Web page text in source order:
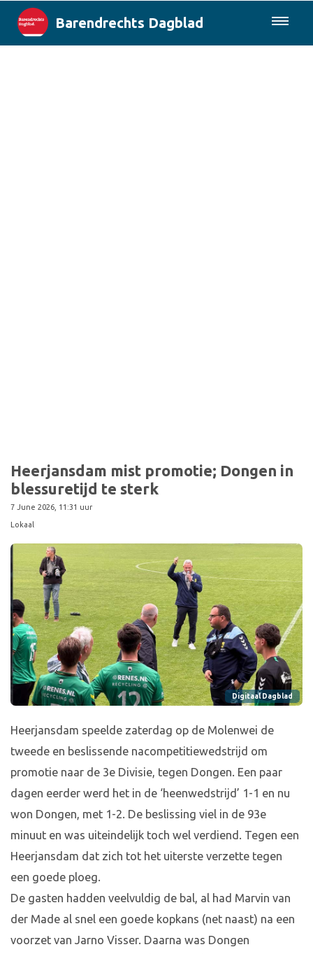
Barendrechts Dagblad
Heerjansdam mist promotie; Dongen in
blessuretijd te sterk
7 June 2026, 11:31 uur
Lokaal
Digitaal Dagblad
Heerjansdam speelde zaterdag op de Molenwei de
tweede en beslissende nacompetitiewedstrijd om
promotie naar de 3e Divisie, tegen Dongen. Een paar
dagen eerder werd het in de ‘heenwedstrijd’ 1-1 en nu
won Dongen, met 1-2. De beslissing viel in de 93e
minuut en was uiteindelijk toch wel verdiend. Tegen een
Heerjansdam dat zich tot het uiterste verzette tegen
een goede ploeg.
De gasten hadden veelvuldig de bal, al had Marvin van
der Made al snel een goede kopkans (net naast) na een
voorzet van Jarno Visser. Daarna was Dongen